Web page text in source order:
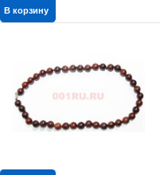
В корзину